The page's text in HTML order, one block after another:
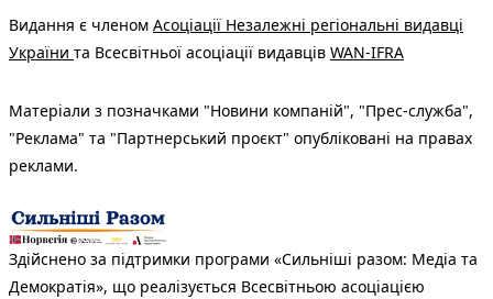
Видання є членом Асоціації Незалежні регіональні видавці
України та Всесвітньої асоціації видавців WAN-IFRA
Матеріали з позначками "Новини компаній", "Прес-служба",
"Реклама" та "Партнерський проєкт" опубліковані на правах
реклами.
Здійснено за підтримки програми «Сильніші разом: Медіа та
Демократія», що реалізується Всесвітньою асоціацією